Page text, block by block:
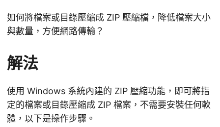
如何將檔案或目錄壓縮成 ZIP 壓縮檔，降低檔案大小
與數量，方便網路傳輸？
解法
使用 Windows 系統內建的 ZIP 壓縮功能，即可將指
定的檔案或目錄壓縮成 ZIP 檔案，不需要安裝任何軟
體，以下是操作步驟。